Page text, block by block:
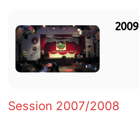
2009
Session 2007/2008